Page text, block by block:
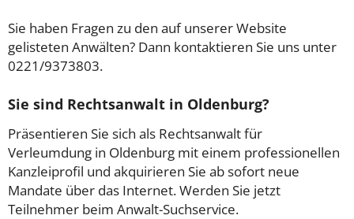
Sie haben Fragen zu den auf unserer Website
gelisteten Anwälten? Dann kontaktieren Sie uns unter
0221/9373803.
Sie sind Rechtsanwalt in Oldenburg?
Präsentieren Sie sich als Rechtsanwalt für
Verleumdung in Oldenburg mit einem professionellen
Kanzleiprofil und akquirieren Sie ab sofort neue
Mandate über das Internet. Werden Sie jetzt
Teilnehmer beim Anwalt-Suchservice.